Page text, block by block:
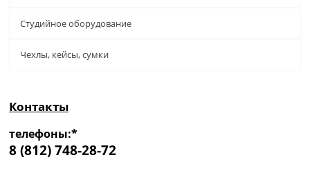
Студийное оборудование
Чехлы, кейсы, сумки
Контакты
телефоны:*
8 (812) 748-28-72